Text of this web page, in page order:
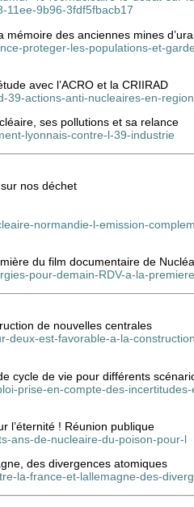
11ee-9b96-3fdf5fbacb17
des anciennes mines
proteger-les-populations-et-
avec l’ACRO et la CRIIRAD
39-actions-anti-nucleaires-en-region
ses pollutions et sa relance
lyonnais-contre-l-39-industrie
nos déchet
normandie-l-emission-
du film documentaire de
pour-demain-RDV-a-la-
de nouvelles centrales
deux-est-favorable-a-la-
cycle de vie pour différents
prise-en-compte-des-
l’éternité ! Réunion publique
ans-de-nucleaire-du-poison-pour-l
des divergences atomiques
la-france-et-lallemagne-des-